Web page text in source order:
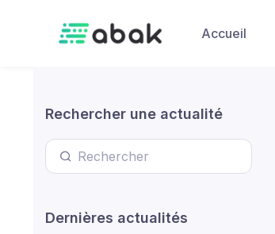
Accueil
Rechercher une actualité
Dernières actualités